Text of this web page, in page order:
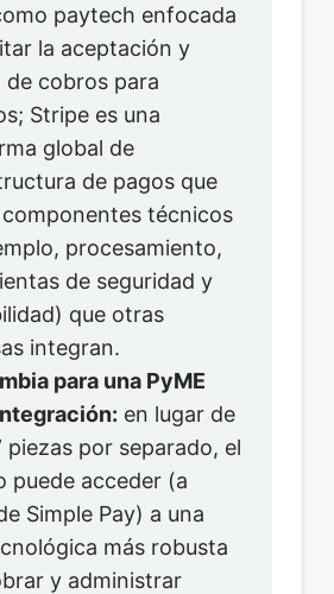
paytech enfocada
la aceptación y
de cobros para
Stripe es una
global de
de pagos que
técnicos
procesamiento,
de seguridad y
que otras
integran.
para una PyME
en lugar de
piezas por separado, el
puede acceder (a
Simple Pay) a una
más robusta
y administrar